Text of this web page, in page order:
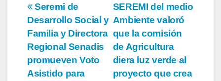
Navegación
de
entradas
SEREMI del medio
Ambiente valoró
que la comisión
de Agricultura
diera luz verde al
proyecto que crea
Seremi de
Desarrollo Social y
Familia y Directora
Regional Senadis
promueven Voto
Asistido para